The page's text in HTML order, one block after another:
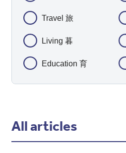
Travel 旅
Living 暮
Education 育
All articles